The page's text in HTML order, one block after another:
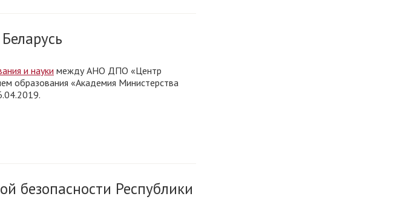
и науки между АНО ДПО «Центр
образования «Академия Министерства
безопасности Республики